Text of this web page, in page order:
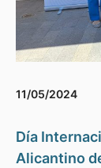
11/05/2024
Día
Alicantino